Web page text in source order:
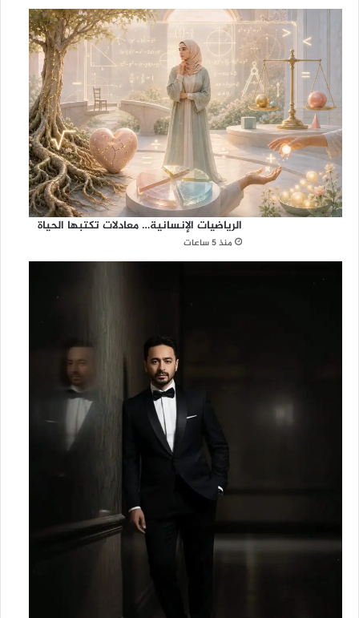
الرياضيات الإنسانية… معادلات تكتبها الحياة
منذ 5 ساعات